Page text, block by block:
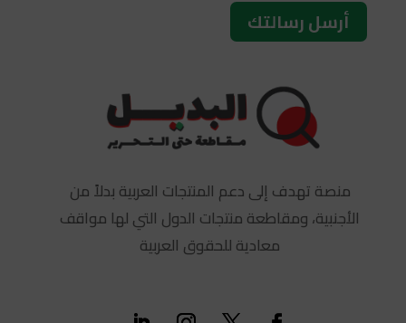
أرسل رسالتك
منصة تهدف إلى دعم المنتجات العربية بدلاً من
الأجنبية، ومقاطعة منتجات الدول التي لها مواقف
معادية للحقوق العربية